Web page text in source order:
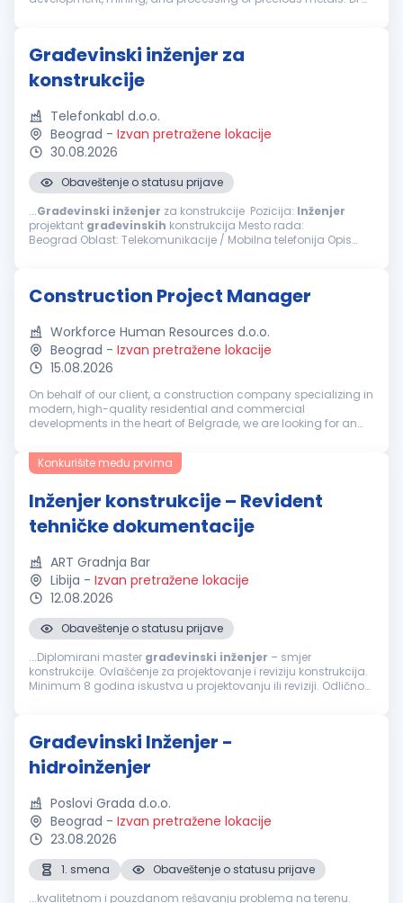
Građevinski inženjer za
konstrukcije
Telefonkabl d.o.o.
Beograd - Izvan pretražene lokacije
30.08.2026
Obaveštenje o statusu prijave
...Građevinski inženjer za konstrukcije Pozicija: Inženjer
projektant građevinskih konstrukcija Mesto rada:
Beograd Oblast: Telekomunikacije / Mobilna telefonija Opis
Construction Project Manager
Workforce Human Resources d.o.o.
Beograd - Izvan pretražene lokacije
15.08.2026
On behalf of our client, a construction company specializing in
modern, high-quality residential and commercial
developments in the heart of Belgrade, we are looking for an
fast-growing or...
Konkurišite među prvima
Inženjer konstrukcije – Revident
tehničke dokumentacije
ART Gradnja Bar
Libija - Izvan pretražene lokacije
12.08.2026
Obaveštenje o statusu prijave
...Diplomirani master građevinski inženjer – smjer
konstrukcije. Ovlašćenje za projektovanje i reviziju konstrukcija.
Minimum 8 godina iskustva u projektovanju ili reviziji. Odlično
Građevinski Inženjer -
hidroinženjer
Poslovi Grada d.o.o.
Beograd - Izvan pretražene lokacije
23.08.2026
1. smena
Obaveštenje o statusu prijave
...kvalitetnom i pouzdanom rešavanju problema na terenu.